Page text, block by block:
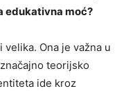
edukativna moć?
Ona je važna u
teorijsko
ide kroz